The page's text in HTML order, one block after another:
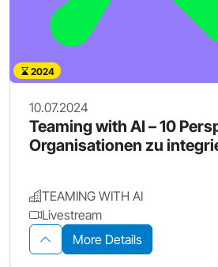
2024
10.07.2024
Teaming with AI – 10
Organisationen zu
TEAMING WITH AI
Livestream
More Details